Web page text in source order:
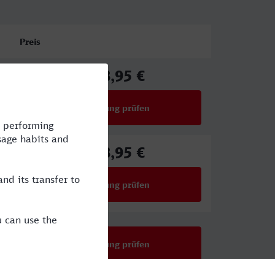
Preis
218,95 €
Verbindung prüfen
218,95 €
Verbindung prüfen
Verbindung prüfen